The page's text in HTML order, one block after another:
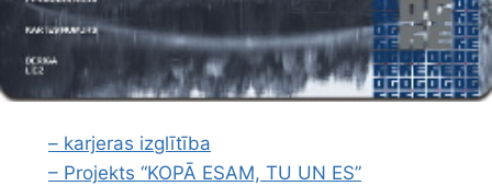
– karjeras izglītība
– Projekts “KOPĀ ESAM, TU UN ES”